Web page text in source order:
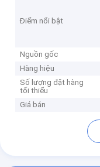
Điểm nổi bật
Nguồn gốc
Hàng hiệu
Số lượng đặt hàng
tối thiểu
Giá bán